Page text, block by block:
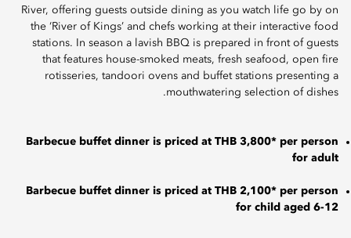
River, offering guests outside dining as you watch life go by on
the ‘River of Kings’ and chefs working at their interactive food
stations. In season a lavish BBQ is prepared in front of guests
that features house-smoked meats, fresh seafood, open fire
rotisseries, tandoori ovens and buffet stations presenting a
mouthwatering selection of dishes.
Barbecue buffet dinner is priced at THB 3,800* per person
for adult
Barbecue buffet dinner is priced at THB 2,100* per person
for child aged 6-12